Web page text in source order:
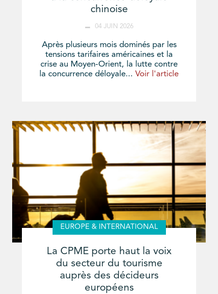
chinoise
04 JUIN 2026
Après plusieurs mois dominés par les
tensions tarifaires américaines et la
crise au Moyen-Orient, la lutte contre
la concurrence déloyale... Voir l'article
EUROPE & INTERNATIONAL
La CPME porte haut la voix
du secteur du tourisme
auprès des décideurs
européens